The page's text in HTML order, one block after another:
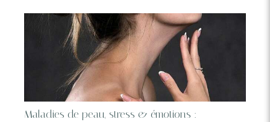
Maladies de peau, stress & émotions :